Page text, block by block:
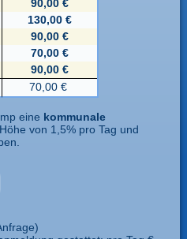
90,00 €
130,00 €
90,00 €
70,00 €
90,00 €
70,00 €
eine kommunale
von 1,5% pro Tag und